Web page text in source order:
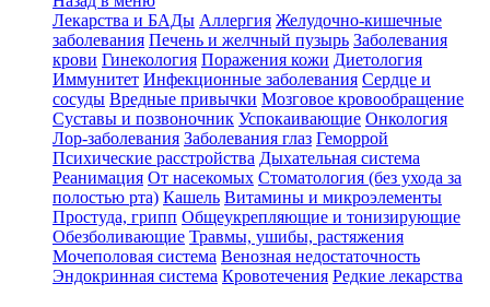
Лекарства и БАДы Аллергия Желудочно-кишечные
заболевания Печень и желчный пузырь Заболевания
крови Гинекология Поражения кожи Диетология
Иммунитет Инфекционные заболевания Сердце и
сосуды Вредные привычки Мозговое кровообращение
Суставы и позвоночник Успокаивающие Онкология
Лор-заболевания Заболевания глаз Геморрой
Психические расстройства Дыхательная система
Реанимация От насекомых Стоматология (без ухода за
полостью рта) Кашель Витамины и микроэлементы
Простуда, грипп Общеукрепляющие и тонизирующие
Обезболивающие Травмы, ушибы, растяжения
Мочеполовая система Венозная недостаточность
Эндокринная система Кровотечения Редкие лекарства